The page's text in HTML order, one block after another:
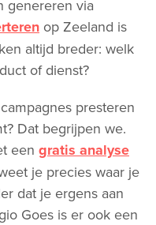
genereren via
op Zeeland is
altijd breder: welk
of dienst?
presteren
Dat begrijpen we.
een gratis analyse
je precies waar je
dat je ergens aan
Goes is er ook een